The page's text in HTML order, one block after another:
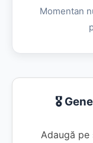
Momentan
🎖️
Adaugă